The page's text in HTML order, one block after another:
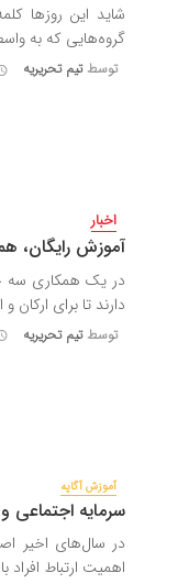
شاید این روزها
گروه‌هایی که به
توسطتیم تحریریه
اخبار
آموزش رایگان،
در یک همکاری سه
دارند تا برای ارکان
توسطتیم تحریریه
آموزش آگاپه
سرمایه
در سال‌های اخیر
اهمیت ارتباط